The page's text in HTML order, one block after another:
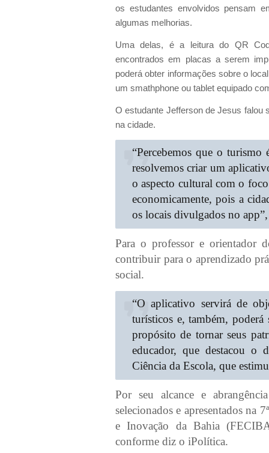
os estudantes envolvidos pensam
algumas melhorias.
Uma delas, é a leitura do QR
encontrados em placas a serem
poderá obter informações sobre o
um smathphone ou tablet equipado
O estudante Jefferson de Jesus falou
na cidade.
“Percebemos que o
resolvemos criar um
o aspecto cultural com o
economicamente, pois a
os locais divulgados no
Para o professor e orientador
contribuir para o aprendizado
social.
“O aplicativo servirá de
turísticos e, também,
propósito de tornar seus
educador, que destacou o
Ciência da Escola, que
Por seu alcance e
selecionados e apresentados na
e Inovação da Bahia
conforme diz o iPolítica.